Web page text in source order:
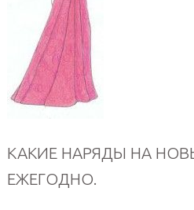
КАКИЕ НАРЯДЫ НА
ЕЖЕГОДНО.